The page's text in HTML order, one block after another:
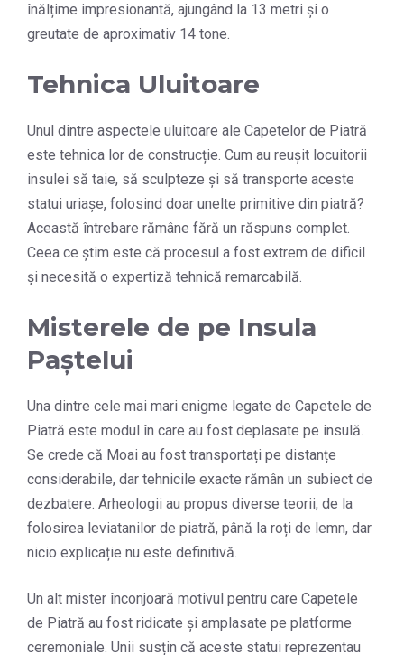
înălțime impresionantă, ajungând la 13 metri și o
greutate de aproximativ 14 tone.
Tehnica Uluitoare
Unul dintre aspectele uluitoare ale Capetelor de Piatră
este tehnica lor de construcție. Cum au reușit locuitorii
insulei să taie, să sculpteze și să transporte aceste
statui uriașe, folosind doar unelte primitive din piatră?
Această întrebare rămâne fără un răspuns complet.
Ceea ce știm este că procesul a fost extrem de dificil
și necesită o expertiză tehnică remarcabilă.
Misterele de pe Insula
Paștelui
Una dintre cele mai mari enigme legate de Capetele de
Piatră este modul în care au fost deplasate pe insulă.
Se crede că Moai au fost transportați pe distanțe
considerabile, dar tehnicile exacte rămân un subiect de
dezbatere. Arheologii au propus diverse teorii, de la
folosirea leviatanilor de piatră, până la roți de lemn, dar
nicio explicație nu este definitivă.
Un alt mister înconjoară motivul pentru care Capetele
de Piatră au fost ridicate și amplasate pe platforme
ceremoniale. Unii susțin că aceste statui reprezentau